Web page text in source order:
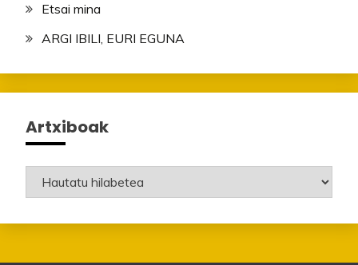
Etsai mina
ARGI IBILI, EURI EGUNA
Artxiboak
Artxiboak